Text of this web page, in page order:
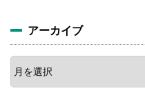
アーカイブ
ア
ー
カ